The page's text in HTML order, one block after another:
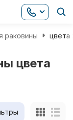
раковины цвета
цвета